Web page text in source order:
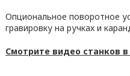
Опциональное поворотное
гравировку на ручках и
Смотрите видео станков в